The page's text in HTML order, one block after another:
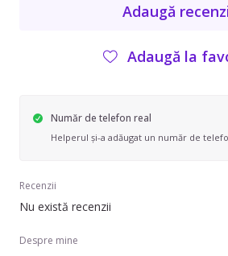
Adaugă
Adaugă la
Număr de telefon real
Helperul și-a adăugat un număr de
Recenzii
Nu există recenzii
Despre mine